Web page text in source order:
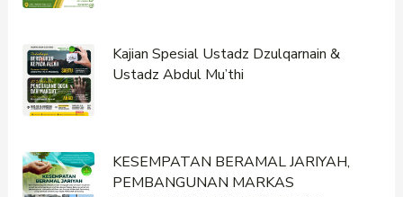
Kajian Spesial Ustadz Dzulqarnain &
Ustadz Abdul Mu’thi
KESEMPATAN BERAMAL JARIYAH,
PEMBANGUNAN MARKAS